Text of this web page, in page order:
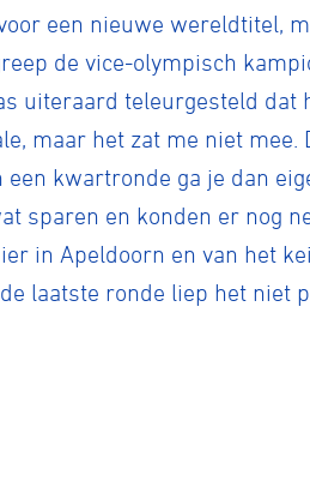
een nieuwe wereldtitel,
de vice-olympisch
uiteraard teleurgesteld dat
maar het zat me niet mee.
kwartronde ga je dan
sparen en konden er nog
in Apeldoorn en van het
laatste ronde liep het niet